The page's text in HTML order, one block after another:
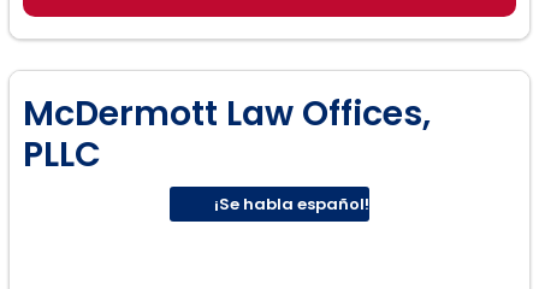
McDermott Law Offices,
PLLC
¡Se habla español!